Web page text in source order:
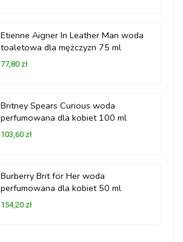
Etienne Aigner In Leather Man woda
toaletowa dla mężczyzn 75 ml
77,80 zł
Britney Spears Curious woda
perfumowana dla kobiet 100 ml
103,60 zł
Burberry Brit for Her woda
perfumowana dla kobiet 50 ml
154,20 zł